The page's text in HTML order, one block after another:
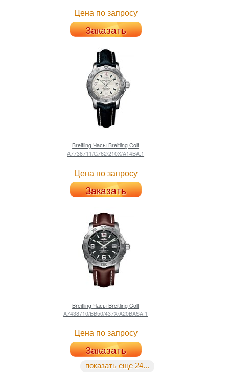
Цена по запросу
Заказать
Breitling Часы Breitling Colt
A7738711/G762/210X/A14BA.1
Цена по запросу
Заказать
Breitling Часы Breitling Colt
A7438710/BB50/437X/A20BASA.1
Цена по запросу
Заказать
показать еще 24...